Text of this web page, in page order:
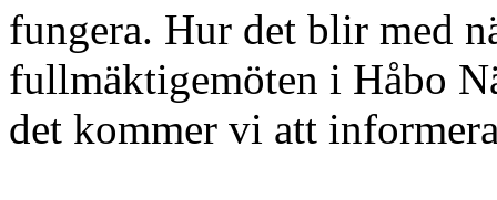
fungera. Hur det blir med
fullmäktigemöten i Håbo
det kommer vi att